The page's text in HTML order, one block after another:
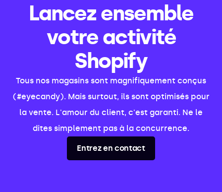
Lancez ensemble
votre activité
Shopify
Tous nos magasins sont magnifiquement conçus
(#eyecandy). Mais surtout, ils sont optimisés pour
la vente. L'amour du client, c'est garanti. Ne le
dites simplement pas à la concurrence.
Entrez en contact